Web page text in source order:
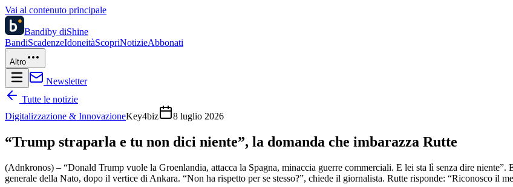
Vai al contenuto principale
Bandiby diShine
BandiScadenzeIdoneitàScopriNotizieAbbonati
Altro
Newsletter
Tutte le notizie
Digitalizzazione & InnovazioneKey4biz 8 luglio 2026
“Trump straparla e tu non dici niente”, la domanda che imbarazza Rutte
(Adnkronos) – “Donald Trump vuole la Groenlandia, attacca la Spagna, minaccia guerre commerciali. E lei sta lì senza dire niente”.
generale della Nato, dopo il vertice di Ankara. “Non ha rispetto per se stesso?”, chiede il giornalista. Rutte risponde: “Riconosco il